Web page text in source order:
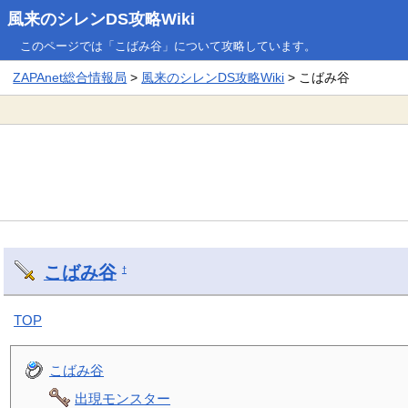
風来のシレンDS攻略Wiki
このページでは「こばみ谷」について攻略しています。
ZAPAnet総合情報局 > 風来のシレンDS攻略Wiki > こばみ谷
こばみ谷 †
TOP
こばみ谷
出現モンスター